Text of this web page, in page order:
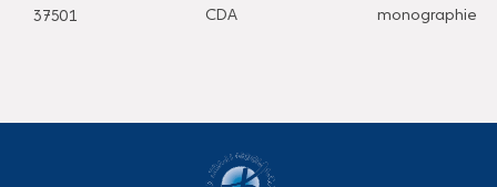
37501 CDA monographie